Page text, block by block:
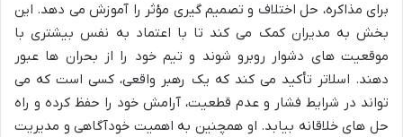
برای مذاکره، حل اختلاف و تصمیم گیری مؤثر را آموزش می دهد. این
بخش به مدیران کمک می کند تا با اعتماد به نفس بیشتری با
موقعیت های دشوار روبرو شوند و تیم خود را از بحران ها عبور
دهند. اسلاتر تأکید می کند که یک رهبر واقعی، کسی است که می
تواند در شرایط فشار و عدم قطعیت، آرامش خود را حفظ کرده و راه
حل های خلاقانه بیابد. او همچنین به اهمیت خودآگاهی و مدیریت